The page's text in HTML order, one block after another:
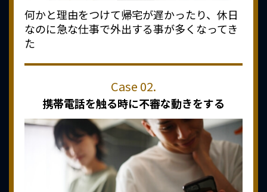
何かと理由をつけて帰宅が遅かったり、休日
なのに急な仕事で外出する事が多くなってき
た
携帯電話を触る時に不審な動きをする